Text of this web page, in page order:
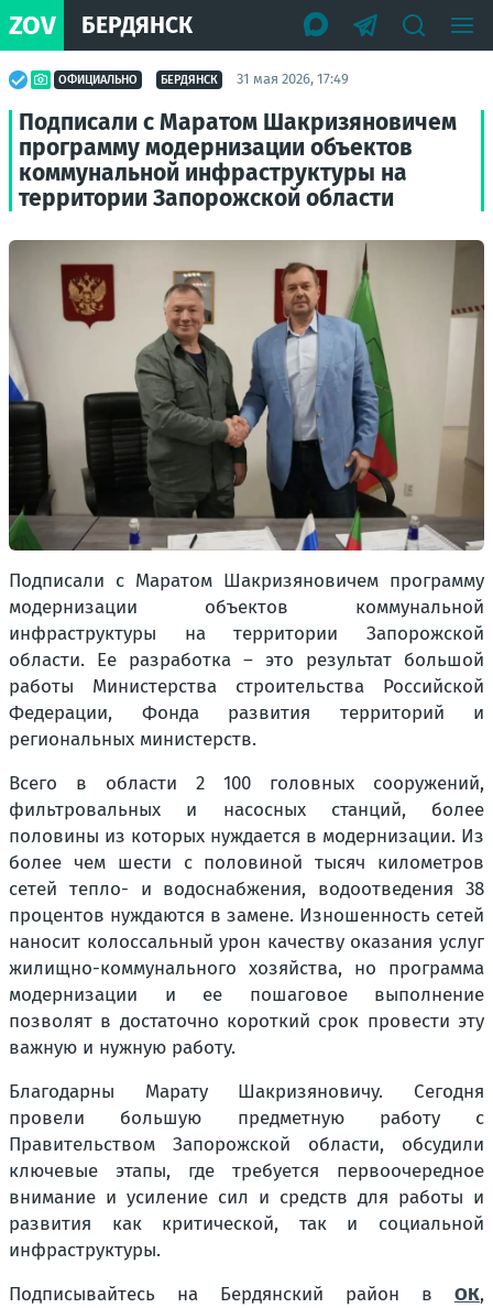
ZOV БЕРДЯНСК
ОФИЦИАЛЬНО БЕРДЯНСК 31 мая 2026, 17:49
Подписали с Маратом Шакризяновичем
программу модернизации объектов
коммунальной инфраструктуры на
территории Запорожской области
Подписали с Маратом Шакризяновичем программу
модернизации объектов коммунальной
инфраструктуры на территории Запорожской
области. Ее разработка – это результат большой
работы Министерства строительства Российской
Федерации, Фонда развития территорий и
региональных министерств.
Всего в области 2 100 головных сооружений,
фильтровальных и насосных станций, более
половины из которых нуждается в модернизации. Из
более чем шести с половиной тысяч километров
сетей тепло- и водоснабжения, водоотведения 38
процентов нуждаются в замене. Изношенность сетей
наносит колоссальный урон качеству оказания услуг
жилищно-коммунального хозяйства, но программа
модернизации и ее пошаговое выполнение
позволят в достаточно короткий срок провести эту
важную и нужную работу.
Благодарны Марату Шакризяновичу. Сегодня
провели большую предметную работу с
Правительством Запорожской области, обсудили
ключевые этапы, где требуется первоочередное
внимание и усиление сил и средств для работы и
развития как критической, так и социальной
инфраструктуры.
Подписывайтесь на Бердянский район в ОК,